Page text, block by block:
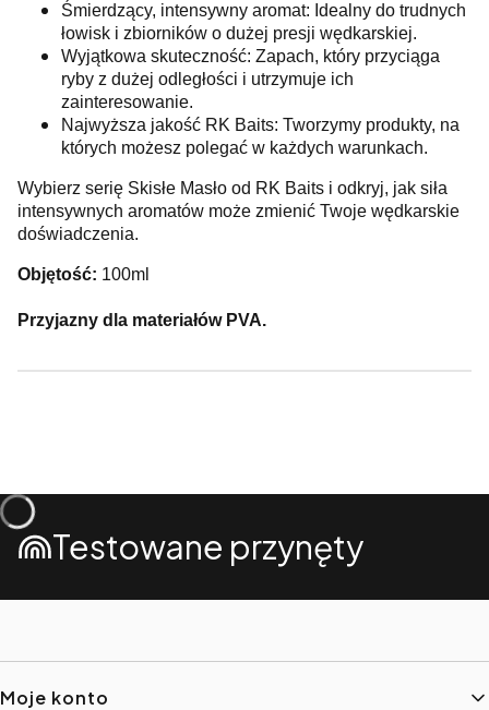
Śmierdzący, intensywny aromat: Idealny do trudnych
łowisk i zbiorników o dużej presji wędkarskiej.
Wyjątkowa skuteczność: Zapach, który przyciąga
ryby z dużej odległości i utrzymuje ich
zainteresowanie.
Najwyższa jakość RK Baits: Tworzymy produkty, na
których możesz polegać w każdych warunkach.
Wybierz serię Skisłe Masło od RK Baits i odkryj, jak siła
intensywnych aromatów może zmienić Twoje wędkarskie
doświadczenia.
Objętość: 100ml
Przyjazny dla materiałów PVA.
Testowane przynęty
Linki w stopce
Moje konto